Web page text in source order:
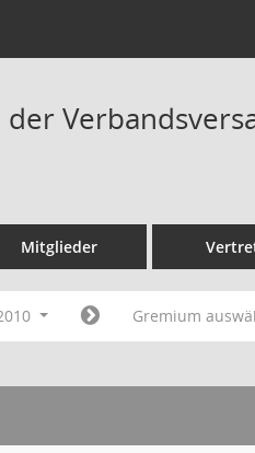
Mitglieder
Gremium